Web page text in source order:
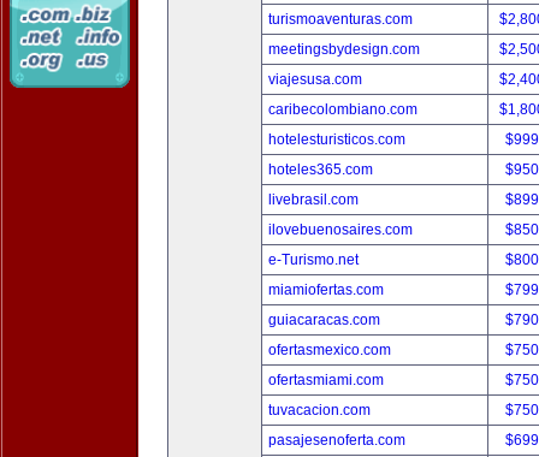
turismoaventuras.com
meetingsbydesign.com
viajesusa.com
caribecolombiano.com
hotelesturisticos.com
hoteles365.com
livebrasil.com
ilovebuenosaires.com
e-Turismo.net
miamiofertas.com
guiacaracas.com
ofertasmexico.com
ofertasmiami.com
tuvacacion.com
pasajesenoferta.com